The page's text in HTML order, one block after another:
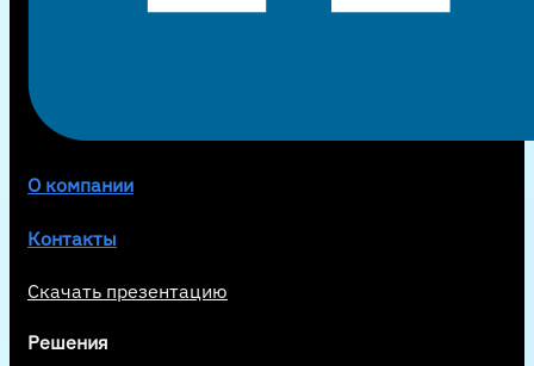
О компании
Контакты
Скачать презентацию
Решения